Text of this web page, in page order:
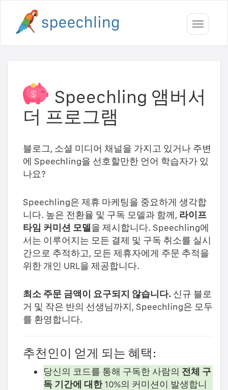
Toggle
Speechling 앰버서
더 프로그램
블로그, 소셜 미디어 채널을 가지고 있거나 주변
에 Speechling을 선호할만한 언어 학습자가 있
나요?
Speechling은 제휴 마케팅을 중요하게 생각합
니다. 높은 전환율 및 구독 모델과 함께, 라이프
타임 커미션 모델 을 제시합니다. Speechling에
서는 이루어지는 모든 결제 및 구독 취소를 실시
간으로 추적하고, 모든 제휴자에게 주문 추적을
위한 개인 URL을 제공합니다.
최소 주문 금액이 요구되지 않습니다. 신규 블로
거 및 작은 반의 선생님까지, Speechling은 모두
를 환영합니다.
추천인이 얻게 되는 혜택:
당신의 코드를 통해 구독한 사람의 전체 구
독 기간에 대한10%의 커미션이 발생합니